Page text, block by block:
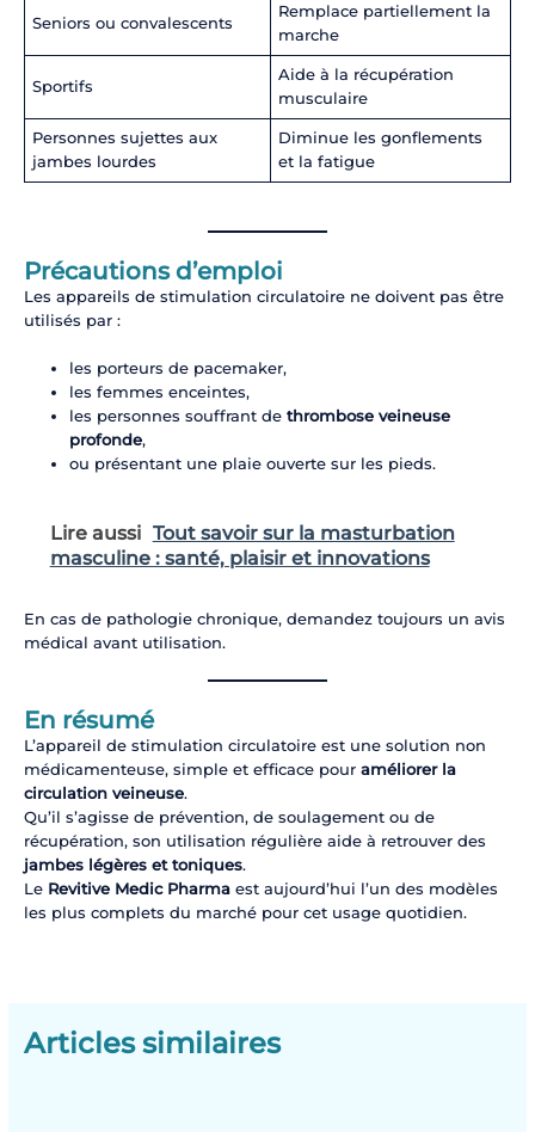
Seniors ou convalescents
Remplace partiellement la
marche
Sportifs
Aide à la récupération
musculaire
Personnes sujettes aux
jambes lourdes
Diminue les gonflements
et la fatigue
Précautions d’emploi
Les appareils de stimulation circulatoire ne doivent pas être
utilisés par :
les porteurs de pacemaker,
les femmes enceintes,
les personnes souffrant de thrombose veineuse
profonde,
ou présentant une plaie ouverte sur les pieds.
Lire aussi Tout savoir sur la masturbation
masculine : santé, plaisir et innovations
En cas de pathologie chronique, demandez toujours un avis
médical avant utilisation.
En résumé
L’appareil de stimulation circulatoire est une solution non
médicamenteuse, simple et efficace pour améliorer la
circulation veineuse.
Qu’il s’agisse de prévention, de soulagement ou de
récupération, son utilisation régulière aide à retrouver des
jambes légères et toniques.
Le Revitive Medic Pharmaest aujourd’hui l’un des modèles
les plus complets du marché pour cet usage quotidien.
Articles similaires